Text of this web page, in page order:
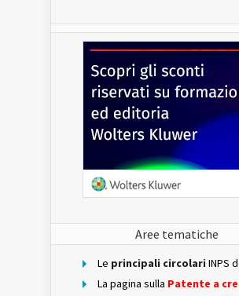
Aree tematiche
Le principali circolari INPS
La pagina sulla Patente a